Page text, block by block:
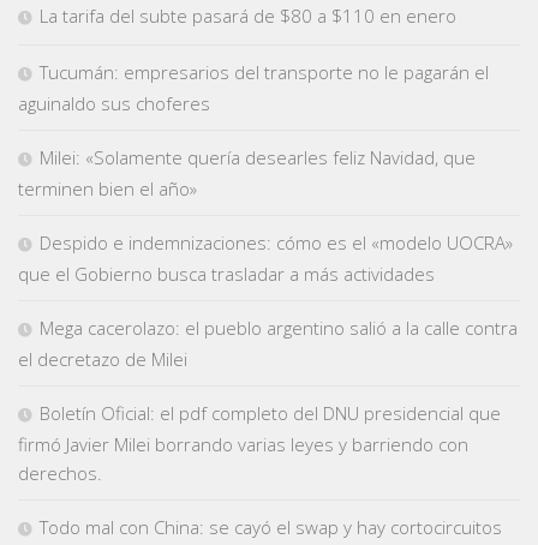
La tarifa del subte pasará de $80 a $110 en enero
Tucumán: empresarios del transporte no le pagarán el
aguinaldo sus choferes
Milei: «Solamente quería desearles feliz Navidad, que
terminen bien el año»
Despido e indemnizaciones: cómo es el «modelo UOCRA»
que el Gobierno busca trasladar a más actividades
Mega cacerolazo: el pueblo argentino salió a la calle contra
el decretazo de Milei
Boletín Oficial: el pdf completo del DNU presidencial que
firmó Javier Milei borrando varias leyes y barriendo con
derechos.
Todo mal con China: se cayó el swap y hay cortocircuitos